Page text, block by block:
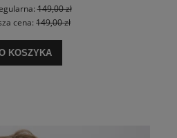
149,00 zł
cena: 149,00 zł
KOSZYKA